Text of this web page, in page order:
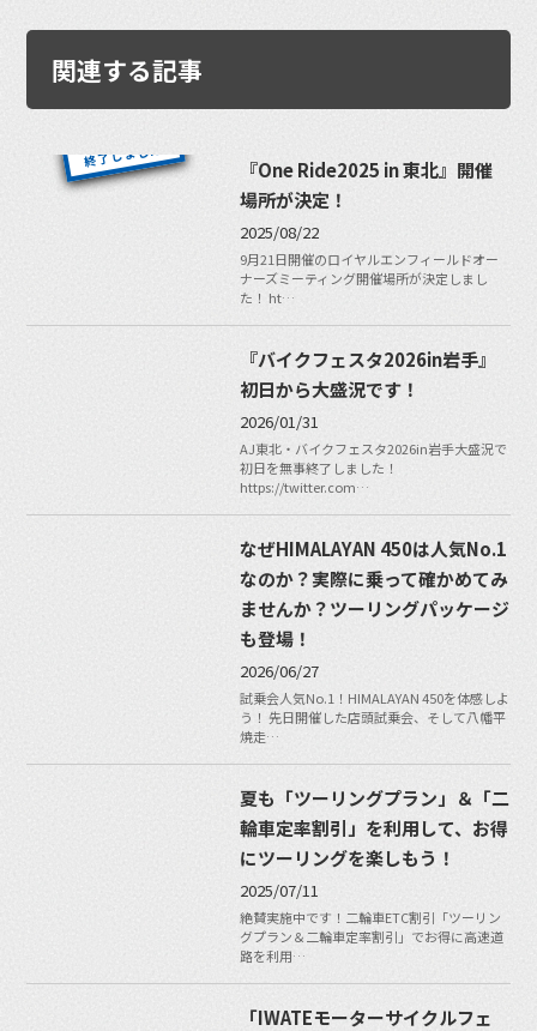
関連する記事
『One Ride2025 in 東北』開催
場所が決定！
2025/08/22
9月21日開催のロイヤルエンフィールドオー
ナーズミーティング開催場所が決定しまし
た！ ht…
『バイクフェスタ2026in岩手』
初日から大盛況です！
2026/01/31
AJ東北・バイクフェスタ2026in岩手大盛況で
初日を無事終了しました！
https://twitter.com…
なぜHIMALAYAN 450は人気No.1
なのか？実際に乗って確かめてみ
ませんか？ツーリングパッケージ
も登場！
2026/06/27
試乗会人気No.1！HIMALAYAN 450を体感しよ
う！ 先日開催した店頭試乗会、そして八幡平
焼走…
夏も「ツーリングプラン」＆「二
輪車定率割引」を利用して、お得
にツーリングを楽しもう！
2025/07/11
絶賛実施中です！二輪車ETC割引「ツーリン
グプラン＆二輪車定率割引」でお得に高速道
路を利用…
「IWATEモーターサイクルフェ